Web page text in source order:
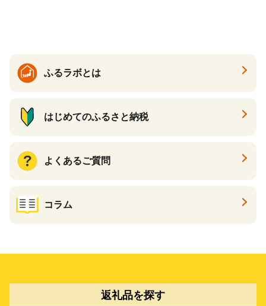
ふるラボとは
はじめてのふるさと納税
よくあるご質問
コラム
返礼品を探す